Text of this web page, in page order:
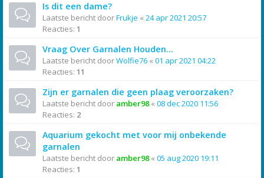
Is dit een dame?
Laatste bericht doorFrukje « 24 apr 2021 20:57
Reacties: 1
Vraag Over Garnalen Houden...
Laatste bericht doorWolfie76 « 01 apr 2021 04:22
Reacties: 11
Zijn er garnalen die geen plaag veroorzaken?
Laatste bericht door amber98« 08 dec 2020 11:56
Reacties: 2
Aquarium gekocht met voor mij onbekende
garnalen
Laatste bericht door amber98« 05 aug 2020 19:11
Reacties: 1